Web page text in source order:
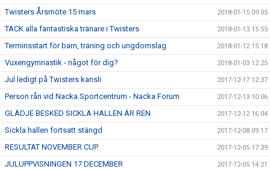
Twisters Årsmöte 15 mars 2018-01-15 09:05
TACK alla fantastiska tränare i Twisters 2018-01-13 15:55
Terminsstart för barn, träning och ungdomslag 2018-01-12 15:18
Vuxengymnastik - något för dig? 2018-01-03 12:25
Jul ledigt på Twisters kansli 2017-12-17 12:37
Person rån vid Nacka Sportcentrum - Nacka Forum 2017-12-13 10:06
GLÄDJE BESKED SICKLA HALLEN ÄR REN 2017-12-12 16:04
Sickla hallen fortsatt stängd 2017-12-08 09:17
RESULTAT NOVEMBER CUP 2017-12-05 17:39
JULUPPVISNINGEN 17 DECEMBER 2017-12-05 14:21